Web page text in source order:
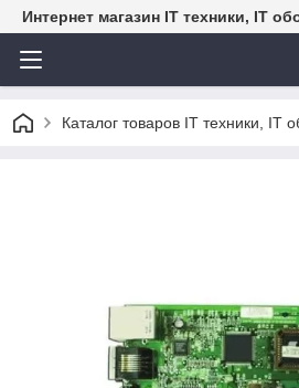
Интернет магазин IT техники, IT
Каталог товаров IT техники, IT